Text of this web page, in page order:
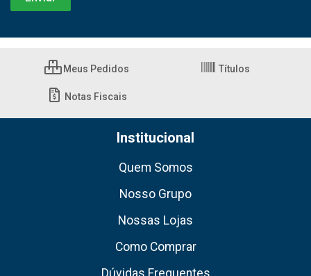
Meus Pedidos Títulos
Notas Fiscais
Institucional
Quem Somos
Nosso Grupo
Nossas Lojas
Como Comprar
Dúvidas Frequentes